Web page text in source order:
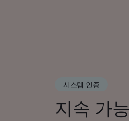
시스템 인증
지속 가